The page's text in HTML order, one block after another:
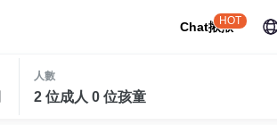
Chat揪揪
HOT
人數
2 位成人 0 位孩童